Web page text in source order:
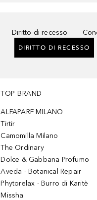
Diritto di recesso
DIRITTO DI RECESSO
TOP BRAND
ALFAPARF MILANO
Tirtir
Camomilla Milano
The Ordinary
Dolce & Gabbana Profumo
Aveda - Botanical Repair
Phytorelax - Burro di Karitè
Missha